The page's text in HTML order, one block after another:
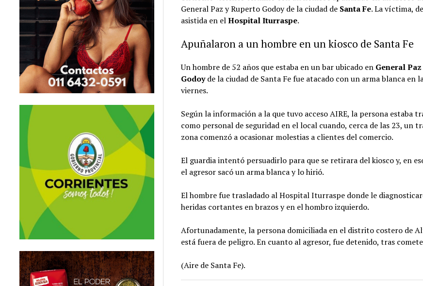
General Paz y Ruperto Godoy de la ciudad de Santa Fe. La víctima,
asistida en elHospital Iturraspe.
Apuñalaron a un hombre en un kiosco de Santa Fe
Un hombre de 52 años que estaba en un bar ubicado en General
Godoyde la ciudad de Santa Fe fue atacado con un arma blanca en
viernes.
Según la información a la que tuvo acceso AIRE, la persona estaba
como personal de seguridad en el local cuando, cerca de las 23, un
zona comenzó a ocasionar molestias a clientes del comercio.
El guardia intentó persuadirlo para que se retirara del kiosco y, en
el agresor sacó un arma blanca y lo hirió.
El hombre fue trasladado al Hospital Iturraspe donde le
heridas cortantes en brazos y en el hombro izquierdo.
Afortunadamente, la persona domiciliada en el distrito costero de
está fuera de peligro. En cuanto al agresor, fue detenido, tras
(Aire de Santa Fe).